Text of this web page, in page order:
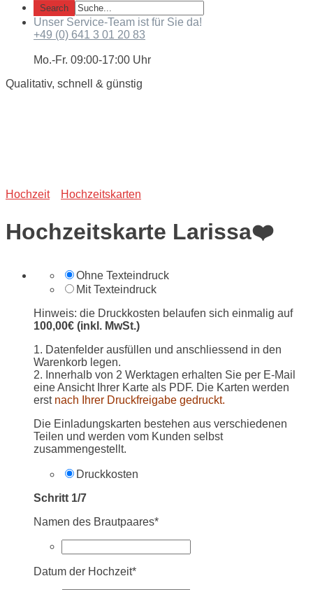
Unser Service-Team ist für Sie da!
+49 (0) 641 3 01 20 83
Mo.-Fr. 09:00-17:00 Uhr
Qualitativ, schnell & günstig
Hochzeit Hochzeitskarten
Hochzeitskarte Larissa❤️
Ohne Texteindruck
Mit Texteindruck
Hinweis: die Druckkosten belaufen sich einmalig auf
100,00€ (inkl. MwSt.)
1. Datenfelder ausfüllen und anschliessend in den
Warenkorb legen.
2. Innerhalb von 2 Werktagen erhalten Sie per E-Mail
eine Ansicht Ihrer Karte als PDF. Die Karten werden
erst nach Ihrer Druckfreigabe gedruckt.
Die Einladungskarten bestehen aus verschiedenen
Teilen und werden vom Kunden selbst
zusammengestellt.
Druckkosten
Schritt 1/7
Namen des Brautpaares*
Datum der Hochzeit*